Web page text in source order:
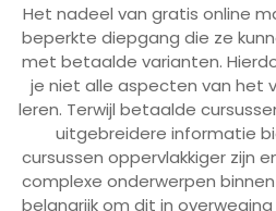
Het nadeel van gratis online
beperkte diepgang die ze
met betaalde varianten.
je niet alle aspecten van het
leren. Terwijl betaalde
uitgebreidere informatie
cursussen oppervlakkiger zijn
complexe onderwerpen
belangrijk om dit in